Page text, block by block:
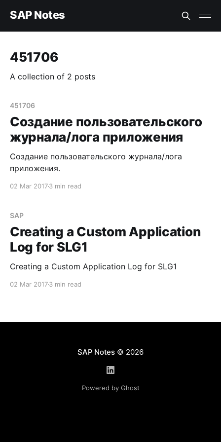
SAP Notes
451706
A collection of 2 posts
451706
Создание пользовательского
журнала/лога приложения
Создание пользовательского журнала/лога
приложения.
02 Mar 20173 min read
SAP
Creating a Custom Application
Log for SLG1
Creating a Custom Application Log for SLG1
02 Mar 20173 min read
SAP Notes© 2026
Powered by Ghost